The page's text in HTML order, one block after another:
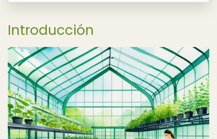
Introducción